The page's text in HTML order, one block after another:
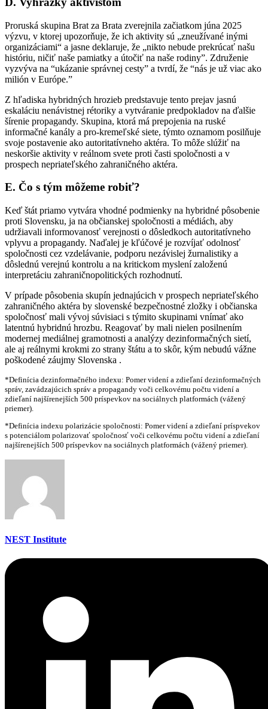
Proruská skupina Brat za Brata zverejnila začiatkom júna 2025
výzvu, v ktorej upozorňuje, že ich aktivity sú „zneužívané inými
organizáciami“ a jasne deklaruje, že „nikto nebude prekrúcať našu
históriu, ničiť naše pamiatky a útočiť na naše rodiny”. Združenie
vyzvýva na “ukázanie správnej cesty” a tvrdí, že “nás je už viac ako
milión v Európe.”
Z hľadiska hybridných hrozieb predstavuje tento prejav jasnú
eskaláciu nenávistnej rétoriky a vytváranie predpokladov na ďalšie
šírenie propagandy. Skupina, ktorá má prepojenia na ruské
informačné kanály a pro-kremeľské siete, týmto oznamom posilňuje
svoje postavenie ako autoritatívneho aktéra. To môže slúžiť na
neskoršie aktivity v reálnom svete proti časti spoločnosti a v
prospech nepriateľského zahraničného aktéra.
E. Čo s tým môžeme robiť?
Keď štát priamo vytvára vhodné podmienky na hybridné pôsobenie
proti Slovensku, ja na občianskej spoločnosti a médiách, aby
udržiavali informovanosť verejnosti o dôsledkoch autoritatívneho
vplyvu a propagandy. Naďalej je kľúčové je rozvíjať odolnosť
spoločnosti cez vzdelávanie, podporu nezávislej žurnalistiky a
dôslednú verejnú kontrolu a na kritickom myslení založenú
interpretáciu zahraničnopolitických rozhodnutí.
V prípade pôsobenia skupín jednajúcich v prospech nepriateľského
zahraničného aktéra by slovenské bezpečnostné zložky i občianska
spoločnosť mali vývoj súvisiaci s týmito skupinami vnímať ako
latentnú hybridnú hrozbu. Reagovať by mali nielen posilnením
modernej mediálnej gramotnosti a analýzy dezinformačných sietí,
ale aj reálnymi krokmi zo strany štátu a to skôr, kým nebudú vážne
poškodené záujmy Slovenska .
*Definícia dezinformačného indexu: Pomer videní a zdieľaní dezinformačných
správ, zavádzajúcich správ a propagandy voči celkovému počtu videní a
zdieľaní najšírenejších 500 príspevkov na sociálnych platformách (vážený
priemer).
*Definícia indexu polarizácie spoločnosti: Pomer videní a zdieľaní príspvekov
s potenciálom polarizovať spoločnosť voči celkovému počtu videní a zdieľaní
najšírenejších 500 príspevkov na sociálnych platformách (vážený priemer).
NEST Institute